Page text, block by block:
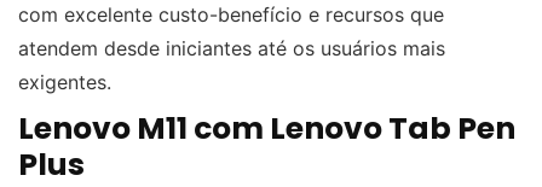
com excelente custo-benefício e recursos que
atendem desde iniciantes até os usuários mais
exigentes.
Lenovo M11 com Lenovo Tab Pen
Plus